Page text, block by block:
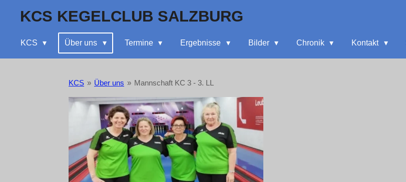
springen
KCS KEGELCLUB SALZBURG
KCS Über uns Termine Ergebnisse Bilder Chronik Kontakt
KCS » Über uns » Mannschaft KC 3 - 3. LL